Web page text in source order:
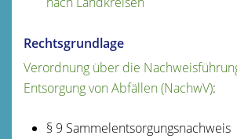
Rechtsgrundlage
Verordnung über die
Entsorgung von Abfällen (NachwV):
§ 9 Sammelentsorgungsnachweis